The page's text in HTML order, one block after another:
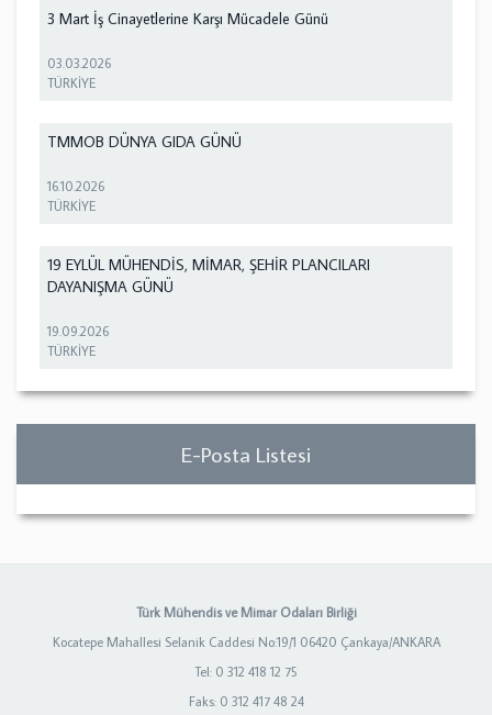
3 Mart İş Cinayetlerine Karşı Mücadele Günü
03.03.2026
TÜRKİYE
TMMOB DÜNYA GIDA GÜNÜ
16.10.2026
TÜRKİYE
19 EYLÜL MÜHENDİS, MİMAR, ŞEHİR PLANCILARI
DAYANIŞMA GÜNÜ
19.09.2026
TÜRKİYE
E-Posta Listesi
Türk Mühendis ve Mimar Odaları Birliği
Kocatepe Mahallesi Selanik Caddesi No:19/1 06420 Çankaya/ANKARA
Tel: 0 312 418 12 75
Faks: 0 312 417 48 24